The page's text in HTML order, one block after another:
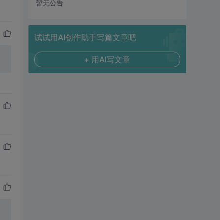
暂无公告
试试用AI创作助手写篇文章吧
+ 用AI写文章